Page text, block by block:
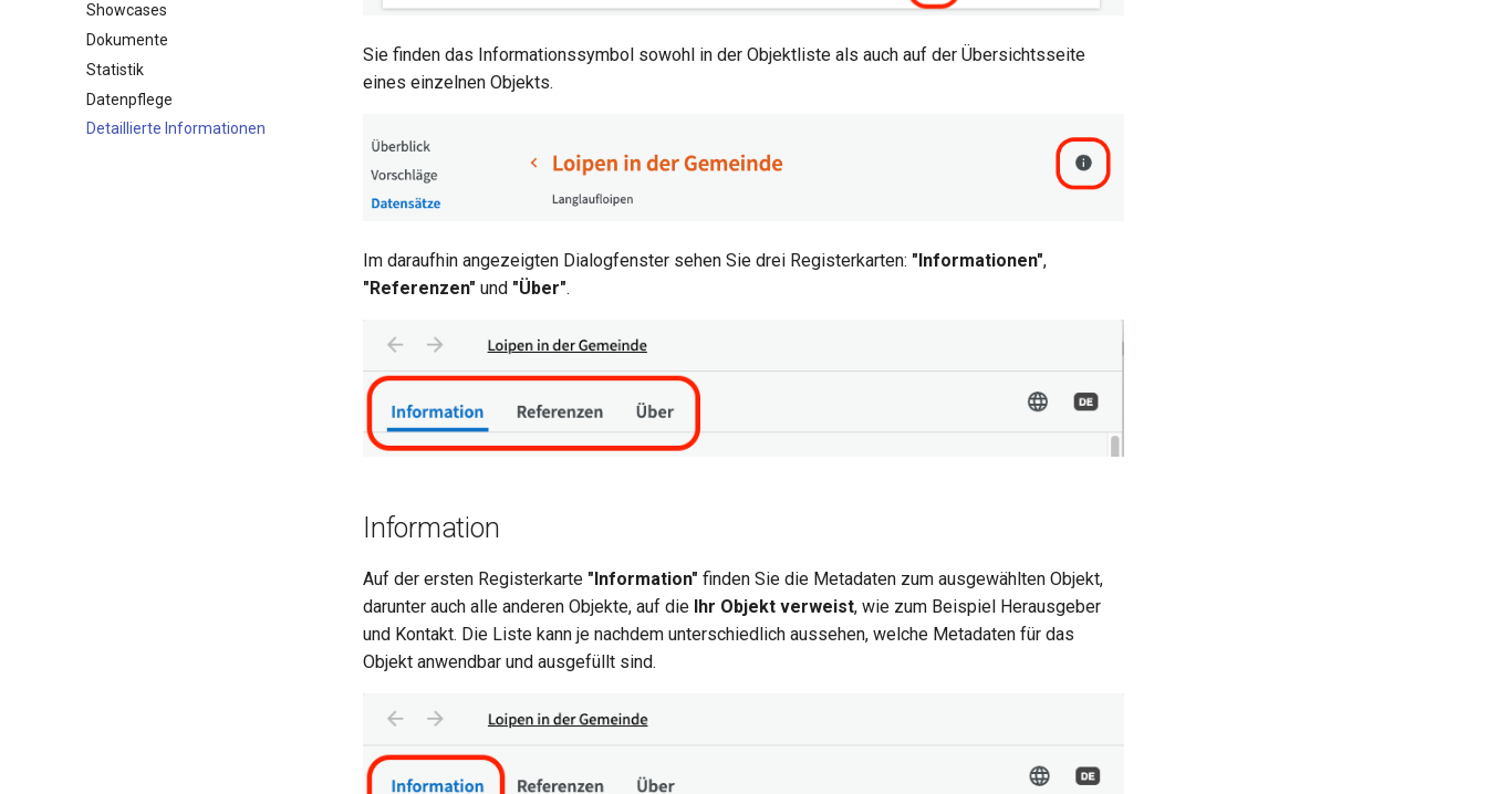
Showcases
Dokumente
Statistik
Datenpflege
Detaillierte Informationen
Sie finden das Informationssymbol sowohl in der Objektliste als auch auf der Übersichtsseite
eines einzelnen Objekts.
Im daraufhin angezeigten Dialogfenster sehen Sie drei Registerkarten: "Informationen",
"Referenzen" und "Über".
Information
Auf der ersten Registerkarte "Information" finden Sie die Metadaten zum ausgewählten Objekt,
darunter auch alle anderen Objekte, auf die Ihr Objekt verweist, wie zum Beispiel Herausgeber
und Kontakt. Die Liste kann je nachdem unterschiedlich aussehen, welche Metadaten für das
Objekt anwendbar und ausgefüllt sind.